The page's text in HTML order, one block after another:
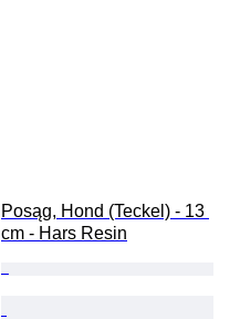
Posąg, Hond (Teckel) - 13
cm - Hars Resin